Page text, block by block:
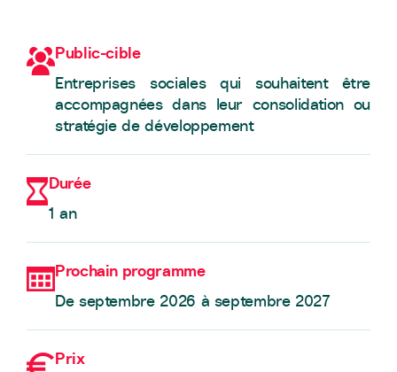
Public-cible
Entreprises sociales qui souhaitent être
accompagnées dans leur consolidation ou
stratégie de développement
Durée
1 an
Prochain programme
De septembre 2026 à septembre 2027
Prix